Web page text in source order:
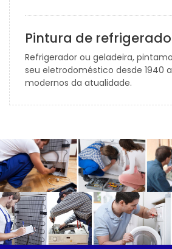
Pintura de
Refrigerador ou geladeira,
seu eletrodoméstico desde 1940
modernos da atualidade.